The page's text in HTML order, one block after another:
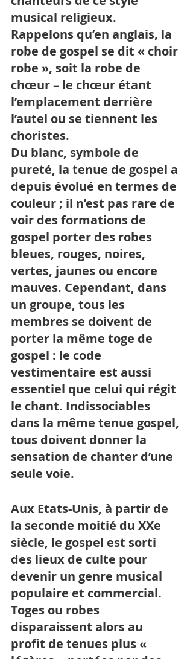
musical religieux.
Rappelons qu’en anglais, la
robe de gospel se dit « choir
robe », soit la robe de
chœur – le chœur étant
l’emplacement derrière
l’autel ou se tiennent les
choristes.
Du blanc, symbole de
pureté, la tenue de gospel a
depuis évolué en termes de
couleur ; il n’est pas rare de
voir des formations de
gospel porter des robes
bleues, rouges, noires,
vertes, jaunes ou encore
mauves. Cependant, dans
un groupe, tous les
membres se doivent de
porter la même toge de
gospel : le code
vestimentaire est aussi
essentiel que celui qui régit
le chant. Indissociables
dans la même tenue gospel,
tous doivent donner la
sensation de chanter d’une
seule voie.
Aux Etats-Unis, à partir de
la seconde moitié du XXe
siècle, le gospel est sorti
des lieux de culte pour
devenir un genre musical
populaire et commercial.
Toges ou robes
disparaissent alors au
profit de tenues plus «